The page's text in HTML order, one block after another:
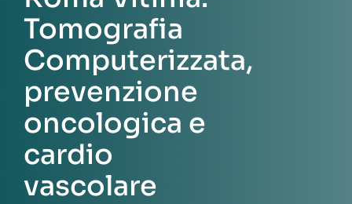
Tomografia
Computerizzata,
prevenzione
oncologica e
cardio
vascolare